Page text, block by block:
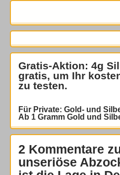
Gratis-Aktion: 4g
gratis, um Ihr
zu testen.
Für Private: Gold- und
Ab 1 Gramm Gold und
2 Kommentare
unseriöse